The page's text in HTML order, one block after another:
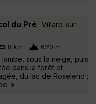
du Pré
Villard-sur-
8 km 620 m
sous la neige, puis
dans la forêt et
du lac de Roselend ;
»